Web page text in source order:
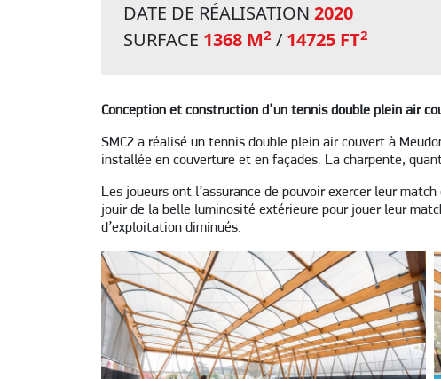
DATE DE RÉALISATION 2020
SURFACE 1368 M2 / 14725 FT2
Conception et construction d’un tennis double plein air
SMC2 a réalisé un tennis double plein air couvert à
installée en couverture et en façades. La charpente,
Les joueurs ont l’assurance de pouvoir exercer leur
jouir de la belle luminosité extérieure pour jouer leur
d’exploitation diminués.